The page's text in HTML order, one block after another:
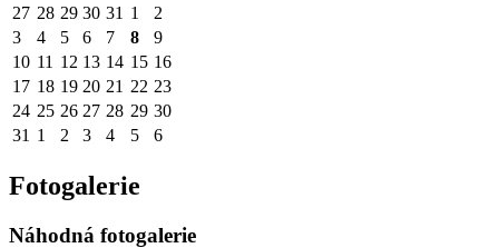
27 28 29 30 31 1
2
3
4 5 6 7 8
9
10 11 12 13 14 15 16
17 18 19 20 21 22 23
24 25 26 27 28 29 30
31 1 2 3 4 5 6
Fotogalerie
Náhodná fotogalerie